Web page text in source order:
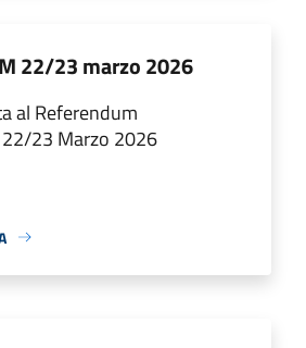
22/23 marzo 2026
al Referendum
23 Marzo 2026